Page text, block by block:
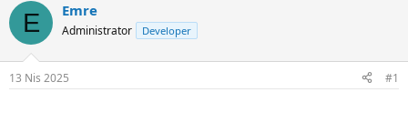
n
u
y
u
B
a
ş
l
n
ı
E Emre
Administrator Developer
13 Nis 2025 #1